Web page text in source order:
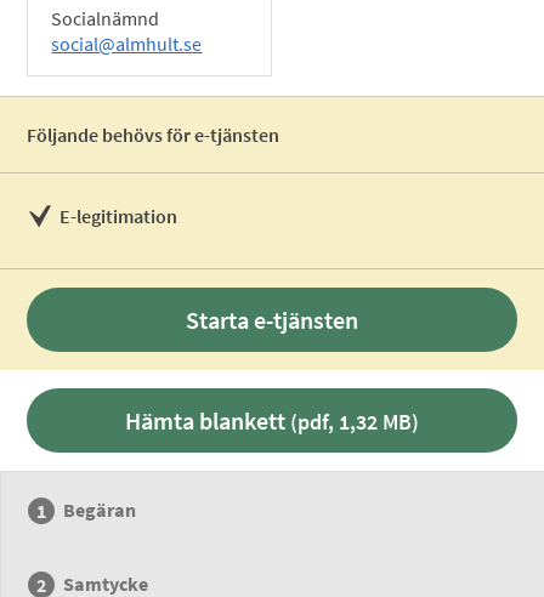
Socialnämnd
social@almhult.se
Följande behövs för e-tjänsten
E-legitimation
Starta e-tjänsten
Hämta blankett (pdf, 1,32 MB)
Begäran
Samtycke